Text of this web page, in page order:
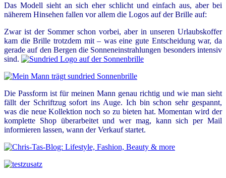
Das Modell sieht an sich eher schlicht und einfach aus, aber bei
näherem Hinsehen fallen vor allem die Logos auf der Brille auf:
Zwar ist der Sommer schon vorbei, aber in unseren Urlaubskoffer
kam die Brille trotzdem mit – was eine gute Entscheidung war, da
gerade auf den Bergen die Sonneneinstrahlungen besonders intensiv
sind.
Die Passform ist für meinen Mann genau richtig und wie man sieht
fällt der Schriftzug sofort ins Auge. Ich bin schon sehr gespannt,
was die neue Kollektion noch so zu bieten hat. Momentan wird der
komplette Shop überarbeitet und wer mag, kann sich per Mail
informieren lassen, wann der Verkauf startet.